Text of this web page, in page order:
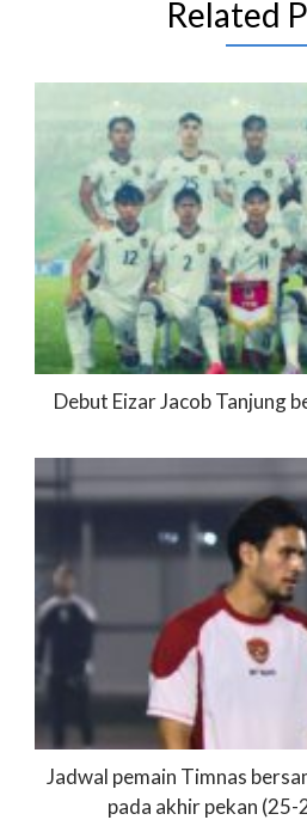
Related
Debut Eizar Jacob Tanjung
Jadwal pemain Timnas
pada akhir pekan